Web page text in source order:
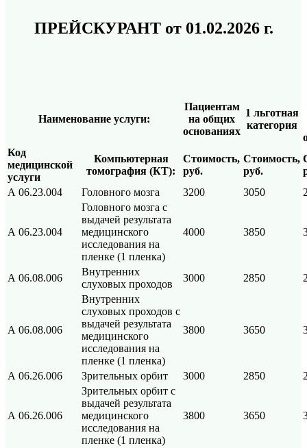
ПРЕЙСКУРАНТ от 01.02.2026 г.
Наименование услуги:
Пациентам
на общих
основаниях
1 льготная
категория
Код
медицинской
услуги
Компьютерная
томография (КТ):
Стоимость,
руб.
Стоимость,
руб.
А 06.23.004
Головного мозга 3200 3050
А 06.23.004
Головного мозга с
выдачей результата
медицинского
исследования на
пленке (1 пленка)
4000 3850
А 06.08.006
Внутренних
слуховых проходов
3000 2850
А 06.08.006
Внутренних
слуховых проходов с
выдачей результата
медицинского
исследования на
пленке (1 пленка)
3800 3650
А 06.26.006 Зрительных орбит 3000 2850
А 06.26.006
Зрительных орбит с
выдачей результата
медицинского
исследования на
пленке (1 пленка)
3800 3650